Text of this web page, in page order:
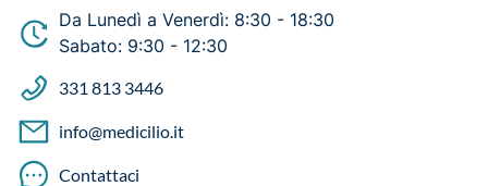
Da Lunedì a Venerdì: 8:30 - 18:30
Sabato: 9:30 - 12:30
331 813 3446
info@medicilio.it
Contattaci